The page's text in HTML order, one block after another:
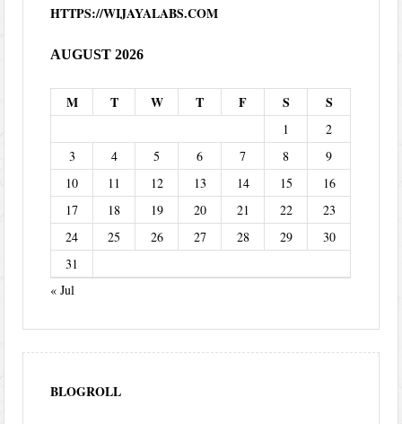
HTTPS://WIJAYALABS.COM
AUGUST 2026
M T W T F S S
1
2
3
4 5 6 7 8
9
10
11 12 13 14 15
16
17
18 19 20 21 22
23
24
25 26 27 28 29
30
31
« Jul
BLOGROLL